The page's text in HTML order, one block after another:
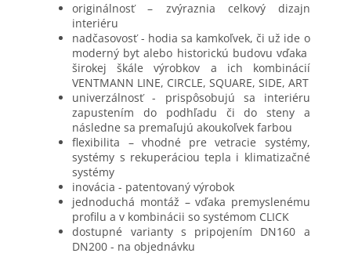
originálnosť – zvýraznia celkový dizajn
interiéru
nadčasovosť - hodia sa kamkoľvek, či už ide o
moderný byt alebo historickú budovu vďaka
širokej škále výrobkov a ich kombinácií
VENTMANN LINE, CIRCLE, SQUARE, SIDE, ART
univerzálnosť - prispôsobujú sa interiéru
zapustením do podhľadu či do steny a
následne sa premaľujú akoukoľvek farbou
flexibilita – vhodné pre vetracie systémy,
systémy s rekuperáciou tepla i klimatizačné
systémy
inovácia - patentovaný výrobok
jednoduchá montáž – vďaka premyslenému
profilu a v kombinácii so systémom CLICK
dostupné varianty s pripojením DN160 a
DN200 - na objednávku